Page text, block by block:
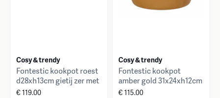
Cosy & trendy
Fontestic kookpot roest
d28xh13cm gietij zer met
deksel
€ 119.00
Cosy & trendy
Fontestic kookpot
amber gold 31x24xh12cm
ovaal gietijzer met
€ 115.00